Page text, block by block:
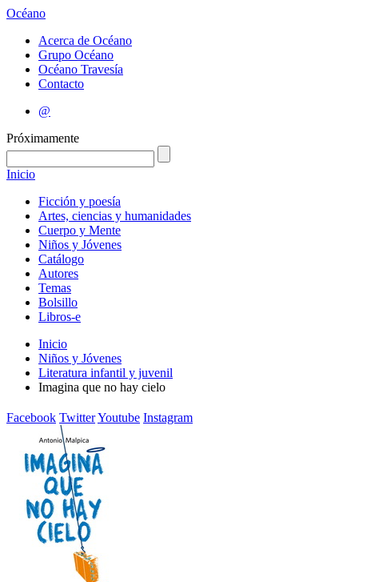
Océano
Acerca de Océano
Grupo Océano
Océano Travesía
Contacto
@
Próximamente
Inicio
Ficción y poesía
Artes, ciencias y humanidades
Cuerpo y Mente
Niños y Jóvenes
Catálogo
Autores
Temas
Bolsillo
Libros-e
Inicio
Niños y Jóvenes
Literatura infantil y juvenil
Imagina que no hay cielo
Facebook TwitterYoutube Instagram